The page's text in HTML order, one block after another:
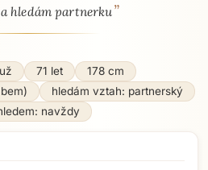
hledám partnerku”
71 let
178 cm
hledám vztah: partnerský
navždy